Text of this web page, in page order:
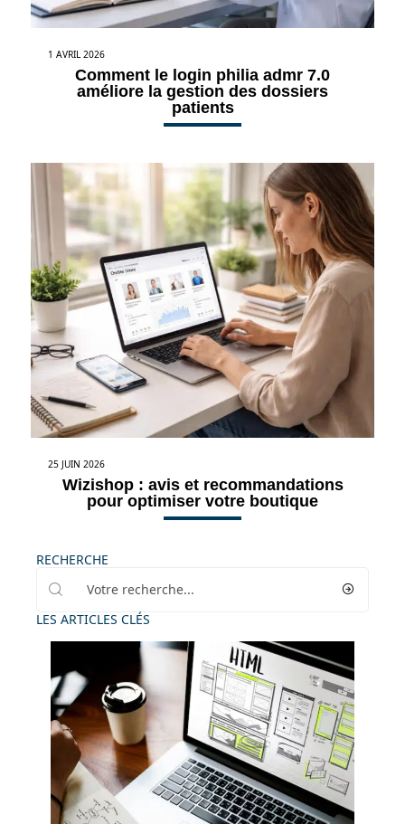
1 AVRIL 2026
Comment le login philia admr 7.0
améliore la gestion des dossiers
patients
25 JUIN 2026
Wizishop : avis et recommandations
pour optimiser votre boutique
RECHERCHE
LES ARTICLES CLÉS